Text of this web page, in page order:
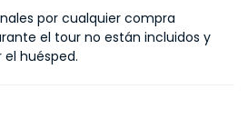
por cualquier compra
el tour no están incluidos y
huésped.